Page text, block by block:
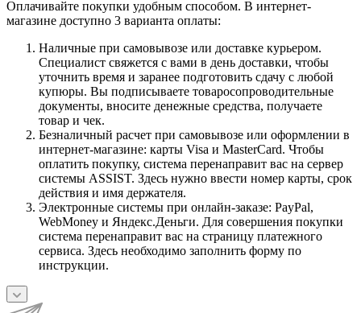
Оплачивайте покупки удобным способом. В интернет-
магазине доступно 3 варианта оплаты:
Наличные при самовывозе или доставке курьером.
Специалист свяжется с вами в день доставки, чтобы
уточнить время и заранее подготовить сдачу с любой
купюры. Вы подписываете товаросопроводительные
документы, вносите денежные средства, получаете
товар и чек.
Безналичный расчет при самовывозе или оформлении в
интернет-магазине: карты Visa и MasterCard. Чтобы
оплатить покупку, система перенаправит вас на сервер
системы ASSIST. Здесь нужно ввести номер карты, срок
действия и имя держателя.
Электронные системы при онлайн-заказе: PayPal,
WebMoney и Яндекс.Деньги. Для совершения покупки
система перенаправит вас на страницу платежного
сервиса. Здесь необходимо заполнить форму по
инструкции.